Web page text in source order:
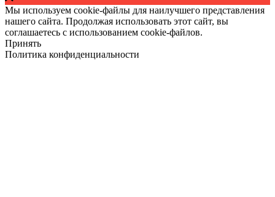
Мы используем cookie-файлы для наилучшего представления
нашего сайта. Продолжая использовать этот сайт, вы
соглашаетесь с использованием cookie-файлов.
Принять
Политика конфиденциальности